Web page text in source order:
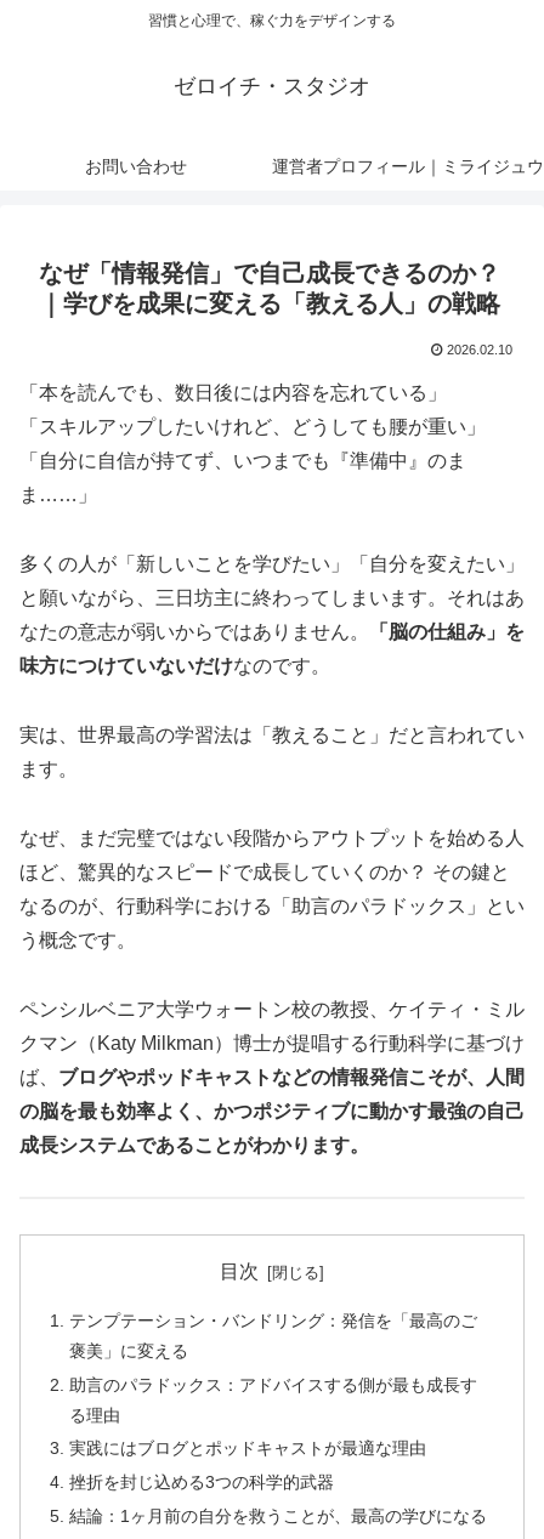
習慣と心理で、稼ぐ力をデザインする
ゼロイチ・スタジオ
お問い合わせ 運営者プロフィール｜ミライジュウ
なぜ「情報発信」で自己成長できるのか？
｜学びを成果に変える「教える人」の戦略
2026.02.10
「本を読んでも、数日後には内容を忘れている」
「スキルアップしたいけれど、どうしても腰が重い」
「自分に自信が持てず、いつまでも『準備中』のま
ま……」
多くの人が「新しいことを学びたい」「自分を変えたい」
と願いながら、三日坊主に終わってしまいます。それはあ
なたの意志が弱いからではありません。
「脳の仕組み」を
味方につけていないだけなのです。
実は、世界最高の学習法は「教えること」だと言われてい
ます。
なぜ、まだ完璧ではない段階からアウトプットを始める人
ほど、驚異的なスピードで成長していくのか？ その鍵と
なるのが、行動科学における「助言のパラドックス」とい
う概念です。
ペンシルベニア大学ウォートン校の教授、ケイティ・ミル
クマン（Katy Milkman）博士が提唱する行動科学に基づけ
ば、 ブログやポッドキャストなどの情報発信こそが、人間
の脳を最も効率よく、かつポジティブに動かす最強の自己
成長システムであることがわかります。
目次
テンプテーション・バンドリング：発信を「最高のご
褒美」に変える
助言のパラドックス：アドバイスする側が最も成長す
る理由
実践にはブログとポッドキャストが最適な理由
挫折を封じ込める3つの科学的武器
結論：1ヶ月前の自分を救うことが、最高の学びになる